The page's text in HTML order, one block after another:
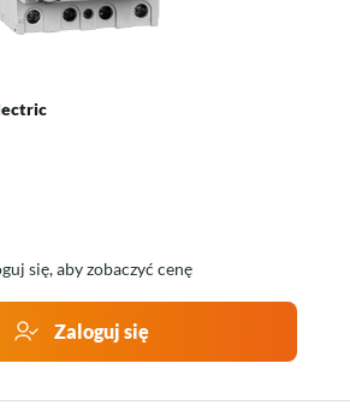
się, aby zobaczyć cenę
Zaloguj się